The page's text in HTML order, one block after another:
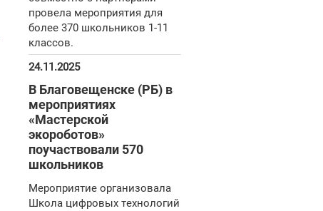
провела мероприятия для
более 370 школьников 1-11
классов.
24.11.2025
В Благовещенске (РБ) в
мероприятиях
«Мастерской
экороботов»
поучаствовали 570
школьников
Мероприятие организовала
Школа цифровых технологий